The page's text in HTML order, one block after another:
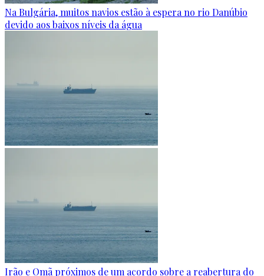
Na Bulgária, muitos navios estão à espera no rio Danúbio
devido aos baixos níveis da água
Irão e Omã próximos de um acordo sobre a reabertura do